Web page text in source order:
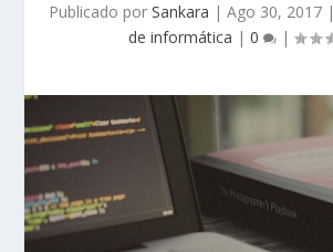
Publicado por Sankara | Ago 30, 2017|
de informática | 0 |